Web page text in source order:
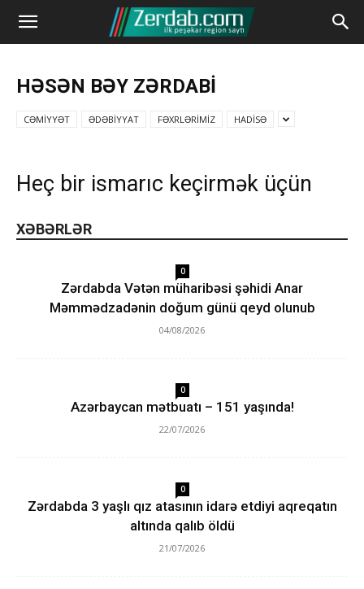
HƏSƏN BƏY ZƏRDABİ
CƏMİYYƏT ƏDƏBİYYAT FƏXRLƏRİMİZ HADİSƏ
Heç bir ismarıc keçirmək üçün
XƏBƏRLƏR
0
Zərdabda Vətən müharibəsi şəhidi Anar
Məmmədzadənin doğum günü qeyd olunub
04/08/2026
0
Azərbaycan mətbuatı – 151 yaşında!
22/07/2026
0
Zərdabda 3 yaşlı qız atasının idarə etdiyi aqreqatın
altında qalıb öldü
21/07/2026